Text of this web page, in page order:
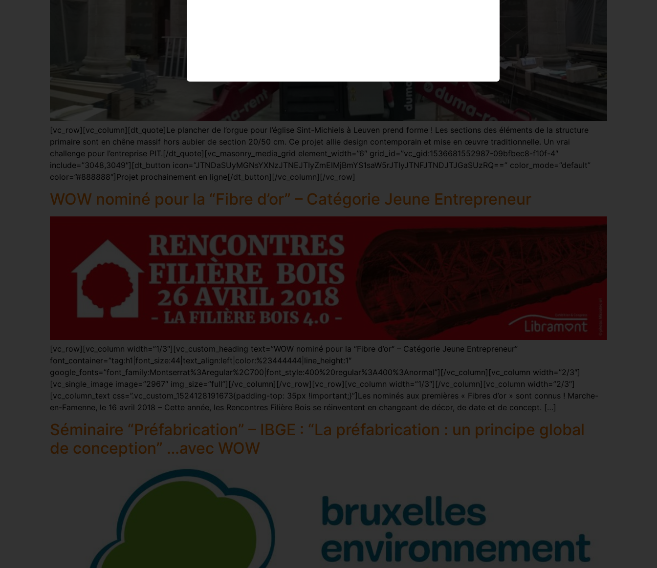
[vc_row][vc_column][dt_quote]Le plancher de l’orgue pour l’église Sint-Michiels à Leuven prend forme ! Les sections des éléments de la structure
primaire sont en chêne massif hors aubier de section 20/50 cm. Ce projet allie design contemporain et mise en œuvre traditionnelle. Un vrai
challenge pour l’entreprise PIT.[/dt_quote][vc_masonry_media_grid element_width=”6″ grid_id=”vc_gid:1536681552987-09bfbec8-f10f-4″
include=”3048,3049″][dt_button icon=”JTNDaSUyMGNsYXNzJTNEJTIyZmElMjBmYS1saW5rJTIyJTNFJTNDJTJGaSUzRQ==” color_mode=”default”
color=”#888888″]Projet prochainement en ligne[/dt_button][/vc_column][/vc_row]
WOW nominé pour la “Fibre d’or” – Catégorie Jeune Entrepreneur
[vc_row][vc_column width=”1/3″][vc_custom_heading text=”WOW nominé pour la “Fibre d’or“ – Catégorie Jeune Entrepreneur”
font_container=”tag:h1|font_size:44|text_align:left|color:%23444444|line_height:1″
google_fonts=”font_family:Montserrat%3Aregular%2C700|font_style:400%20regular%3A400%3Anormal”][/vc_column][vc_column width=”2/3″]
[vc_single_image image=”2967″ img_size=”full”][/vc_column][/vc_row][vc_row][vc_column width=”1/3″][/vc_column][vc_column width=”2/3″]
[vc_column_text css=”.vc_custom_1524128191673{padding-top: 35px !important;}”]Les nominés aux premières « Fibres d’or » sont connus ! Marche-
en-Famenne, le 16 avril 2018 – Cette année, les Rencontres Filière Bois se réinventent en changeant de décor, de date et de concept. […]
Séminaire “Préfabrication” – IBGE : “La préfabrication : un principe global
de conception” …avec WOW